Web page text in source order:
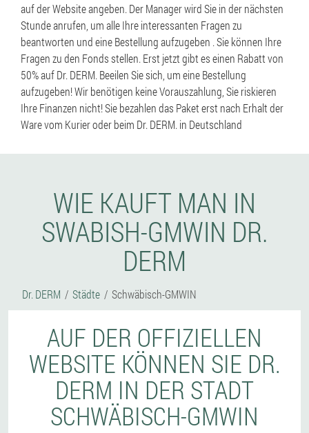
auf der Website angeben. Der Manager wird Sie in der nächsten
Stunde anrufen, um alle Ihre interessanten Fragen zu
beantworten und eine Bestellung aufzugeben . Sie können Ihre
Fragen zu den Fonds stellen. Erst jetzt gibt es einen Rabatt von
50% auf Dr. DERM. Beeilen Sie sich, um eine Bestellung
aufzugeben! Wir benötigen keine Vorauszahlung, Sie riskieren
Ihre Finanzen nicht! Sie bezahlen das Paket erst nach Erhalt der
Ware vom Kurier oder beim Dr. DERM. in Deutschland
WIE KAUFT MAN IN
SWABISH-GMWIN DR.
DERM
Dr. DERM Städte Schwäbisch-GMWIN
AUF DER OFFIZIELLEN
WEBSITE KÖNNEN SIE DR.
DERM IN DER STADT
SCHWÄBISCH-GMWIN